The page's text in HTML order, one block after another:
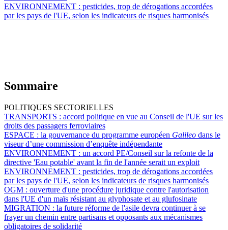
ENVIRONNEMENT : pesticides, trop de dérogations accordées
par les pays de l'UE, selon les indicateurs de risques harmonisés
Sommaire
POLITIQUES SECTORIELLES
TRANSPORTS : accord politique en vue au Conseil de l'UE sur les
droits des passagers ferroviaires
ESPACE : la gouvernance du programme européen Galileo dans le
viseur d’une commission d’enquête indépendante
ENVIRONNEMENT : un accord PE/Conseil sur la refonte de la
directive 'Eau potable' avant la fin de l'année serait un exploit
ENVIRONNEMENT : pesticides, trop de dérogations accordées
par les pays de l'UE, selon les indicateurs de risques harmonisés
OGM : ouverture d'une procédure juridique contre l'autorisation
dans l'UE d'un maïs résistant au glyphosate et au glufosinate
MIGRATION : la future réforme de l'asile devra continuer à se
frayer un chemin entre partisans et opposants aux mécanismes
obligatoires de solidarité